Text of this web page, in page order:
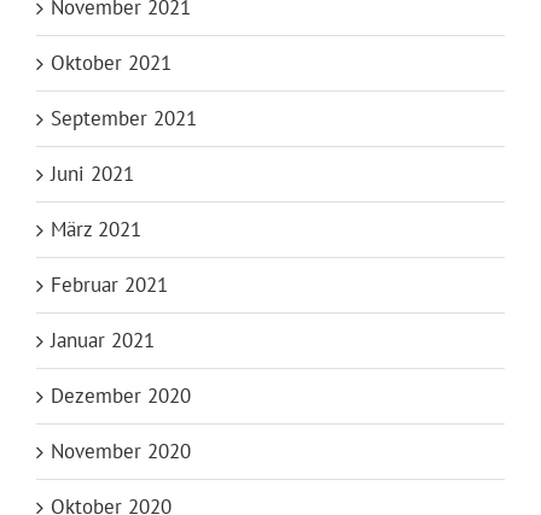
November 2021
Oktober 2021
September 2021
Juni 2021
März 2021
Februar 2021
Januar 2021
Dezember 2020
November 2020
Oktober 2020